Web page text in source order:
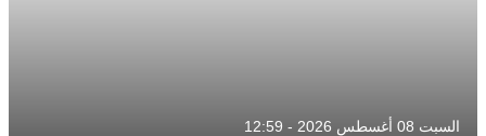
السبت 08 أغسطس 2026 - 12:59